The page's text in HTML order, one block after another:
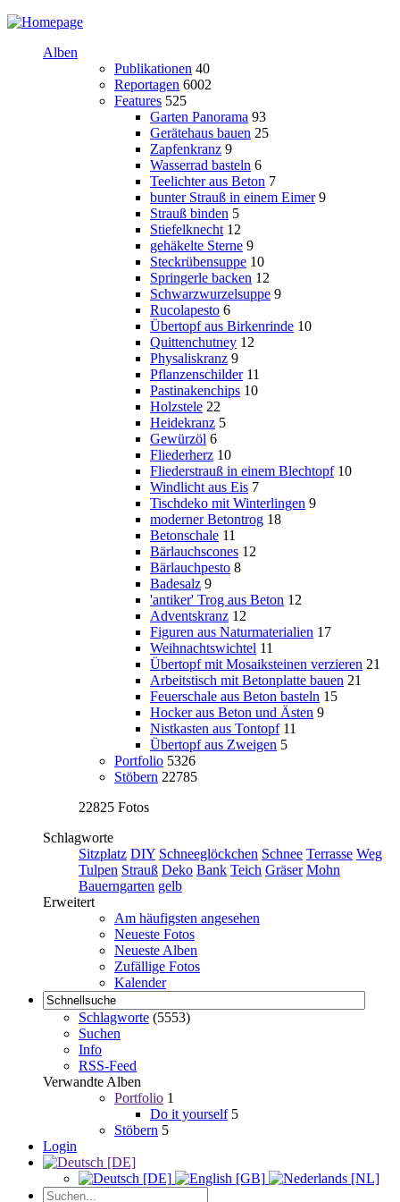
Alben
Publikationen 40
Reportagen 6002
Features 525
Garten Panorama 93
Gerätehaus bauen 25
Zapfenkranz 9
Wasserrad basteln 6
Teelichter aus Beton 7
bunter Strauß in einem Eimer 9
Strauß binden 5
Stiefelknecht 12
gehäkelte Sterne 9
Steckrübensuppe 10
Springerle backen 12
Schwarzwurzelsuppe 9
Rucolapesto 6
Übertopf aus Birkenrinde 10
Quittenchutney 12
Physaliskranz 9
Pflanzenschilder 11
Pastinakenchips 10
Holzstele 22
Heidekranz 5
Gewürzöl 6
Fliederherz 10
Fliederstrauß in einem Blechtopf 10
Windlicht aus Eis 7
Tischdeko mit Winterlingen 9
moderner Betontrog 18
Betonschale 11
Bärlauchscones 12
Bärlauchpesto 8
Badesalz 9
'antiker' Trog aus Beton 12
Adventskranz 12
Figuren aus Naturmaterialien 17
Weihnachtswichtel 11
Übertopf mit Mosaiksteinen verzieren 21
Arbeitstisch mit Betonplatte bauen 21
Feuerschale aus Beton basteln 15
Hocker aus Beton und Ästen 9
Nistkasten aus Tontopf 11
Übertopf aus Zweigen 5
Portfolio 5326
Stöbern 22785
22825 Fotos
Schlagworte
Sitzplatz DIY Schneeglöckchen Schnee Terrasse Weg
Tulpen Strauß Deko Bank Teich Gräser Mohn
Bauerngarten gelb
Erweitert
Am häufigsten angesehen
Neueste Fotos
Neueste Alben
Zufällige Fotos
Kalender
Schlagworte (5553)
Suchen
Info
RSS-Feed
Verwandte Alben
Portfolio 1
Do it yourself 5
Stöbern 5
Login